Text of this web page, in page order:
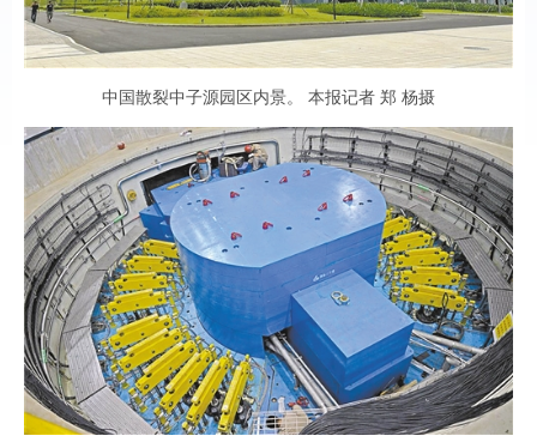
中国散裂中子源园区内景。 本报记者 郑 杨摄